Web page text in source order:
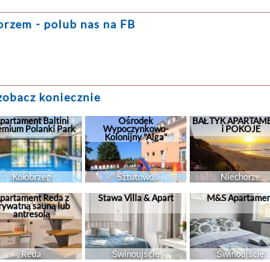
- polub nas na FB
koniecznie
Baltini
Polanki Park
Kołobrzeg
Ośrodek
Wypoczynkowo-
Kolonijny "Alga"
Sztutowo
BAŁTYK
i POKOJE
Niechorze
Reda z
sauną lub
antresolą
Reda
Stawa Villa & Apart
Świnoujście
M&S
Świnoujście